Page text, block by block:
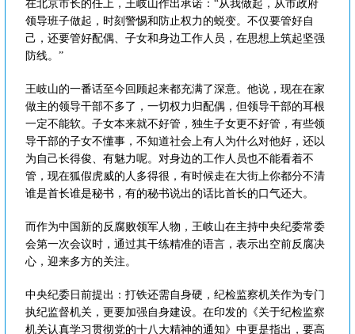
在北京市长的任上，王岐山作出承诺：“从我做起，从市政府
领导班子做起，时刻警惕和防止权力的蜕变。不仅要管好自
己，还要管好配偶、子女和身边工作人员，在思想上筑起坚强
防线。”
王岐山的一番话至今回顾起来都充满了深意。他说，现在在家
做主的领导干部不多了，一切权力归配偶，但领导干部的耳根
一定不能软。子女本来就不好管，独生子女更不好管，有些领
导干部的子女不懂事，不知道社会上有人为什么对他好，还以
为自己长得俊、有魅力呢。对身边的工作人员也不能看着不
管，现在狐假虎威的人多得很，有时候走在大街上你都分不清
谁是首长谁是秘书，有的秘书说出的话比首长的口气还大。
而作为中国新的反腐败领军人物，王岐山在主持中央纪委常委
会第一次会议时，通过其干练精准的语言，表示出空前反腐决
心，迎来多方的关注。
中央纪委日前提出：打铁还需自身硬，纪检监察机关作为专门
执纪监督机关，更要加强自身建设。在印发的《关于纪检监察
机关认真学习贯彻党的十八大精神的通知》中更是指出，要高